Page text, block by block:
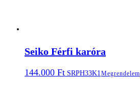
Seiko Férfi karóra
144.000 Ft SRPH33K1Megrendelem